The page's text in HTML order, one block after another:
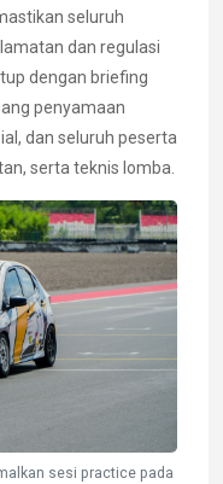
seluruh
dan regulasi
dengan briefing
penyamaan
dan seluruh peserta
serta teknis lomba.
sesi practice pada